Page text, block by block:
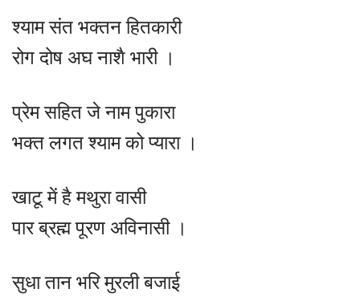
श्याम संत भक्तन हितकारी
रोग दोष अघ नाशै भारी ।
प्रेम सहित जे नाम पुकारा
भक्त लगत श्याम को प्यारा ।
खाटू में है मथुरा वासी
पार ब्रह्म पूरण अविनासी ।
सुधा तान भरि मुरली बजाई